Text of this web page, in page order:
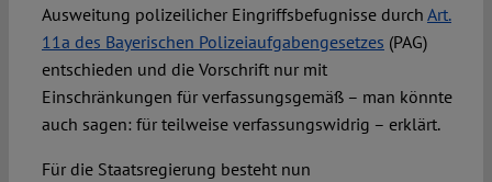
Ausweitung polizeilicher Eingriffsbefugnisse durch Art.
11a des Bayerischen Polizeiaufgabengesetzes (PAG)
entschieden und die Vorschrift nur mit
Einschränkungen für verfassungsgemäß – man könnte
auch sagen: für teilweise verfassungswidrig – erklärt.
Für die Staatsregierung besteht nun